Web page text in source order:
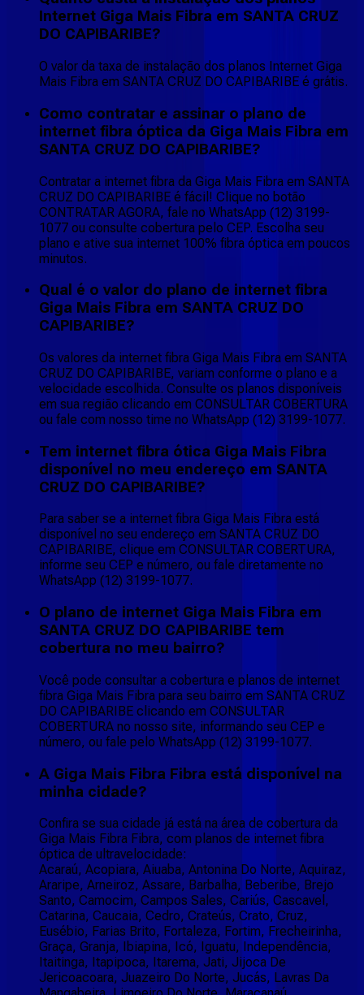
Internet Giga Mais Fibra em SANTA CRUZ
DO CAPIBARIBE?
O valor da taxa de instalação dos planos Internet Giga
Mais Fibra em SANTA CRUZ DO CAPIBARIBE é grátis.
Como contratar e assinar o plano de
internet fibra óptica da Giga Mais Fibra em
SANTA CRUZ DO CAPIBARIBE?
Contratar a internet fibra da Giga Mais Fibra em SANTA
CRUZ DO CAPIBARIBE é fácil! Clique no botão
CONTRATAR AGORA, fale no WhatsApp (12) 3199-
1077 ou consulte cobertura pelo CEP. Escolha seu
plano e ative sua internet 100% fibra óptica em poucos
minutos.
Qual é o valor do plano de internet fibra
Giga Mais Fibra em SANTA CRUZ DO
CAPIBARIBE?
Os valores da internet fibra Giga Mais Fibra em SANTA
CRUZ DO CAPIBARIBE, variam conforme o plano e a
velocidade escolhida. Consulte os planos disponíveis
em sua região clicando em CONSULTAR COBERTURA
ou fale com nosso time no WhatsApp (12) 3199-1077.
Tem internet fibra ótica Giga Mais Fibra
disponível no meu endereço em SANTA
CRUZ DO CAPIBARIBE?
Para saber se a internet fibra Giga Mais Fibra está
disponível no seu endereço em SANTA CRUZ DO
CAPIBARIBE, clique em CONSULTAR COBERTURA,
informe seu CEP e número, ou fale diretamente no
WhatsApp (12) 3199-1077.
O plano de internet Giga Mais Fibra em
SANTA CRUZ DO CAPIBARIBE tem
cobertura no meu bairro?
Você pode consultar a cobertura e planos de internet
fibra Giga Mais Fibra para seu bairro em SANTA CRUZ
DO CAPIBARIBE clicando em CONSULTAR
COBERTURA no nosso site, informando seu CEP e
número, ou fale pelo WhatsApp (12) 3199-1077.
A Giga Mais Fibra Fibra está disponível na
minha cidade?
Confira se sua cidade já está na área de cobertura da
Giga Mais Fibra Fibra, com planos de internet fibra
óptica de ultravelocidade:
Acaraú, Acopiara, Aiuaba, Antonina Do Norte, Aquiraz,
Araripe, Arneiroz, Assare, Barbalha, Beberibe, Brejo
Santo, Camocim, Campos Sales, Cariús, Cascavel,
Catarina, Caucaia, Cedro, Crateús, Crato, Cruz,
Eusébio, Farias Brito, Fortaleza, Fortim, Frecheirinha,
Graça, Granja, Ibiapina, Icó, Iguatu, Independência,
Itaitinga, Itapipoca, Itarema, Jati, Jijoca De
Jericoacoara, Juazeiro Do Norte, Jucás, Lavras Da